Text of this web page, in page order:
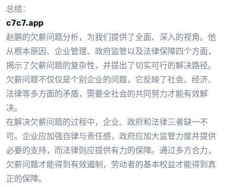
总结：
c7c7.app
赵鹏的欠薪问题分析，为我们提供了全面、深入的视角。他
从根本原因、企业管理、政府监管以及法律保障四个方面，
揭示了欠薪问题的复杂性，并提出了切实可行的解决路径。
欠薪问题不仅仅是个别企业的问题，它反映了社会、经济、
法律等多方面的矛盾，需要全社会的共同努力才能有效解
决。
在解决欠薪问题的过程中，企业、政府和法律三者缺一不
可。企业应加强自律与责任感，政府应加大监管力度并提供
必要的支持，而法律则应提供有力的保障。通过多方合力，
欠薪问题才能得到有效遏制，劳动者的基本权益才能得到真
正的保障。